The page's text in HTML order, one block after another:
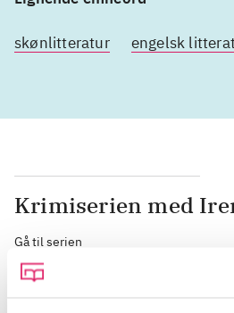
skønlitteratur engelsk
Krimiserien med
Gå til serien